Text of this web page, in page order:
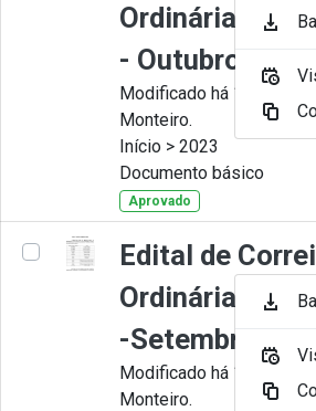
Ordinária nº
- Outubro
Modificado há 11 Meses
Monteiro.
Início > 2023
Documento básico
Aprovado
Edital de
Ordinária nº
-Setembro
Modificado há 11 Meses
Monteiro.